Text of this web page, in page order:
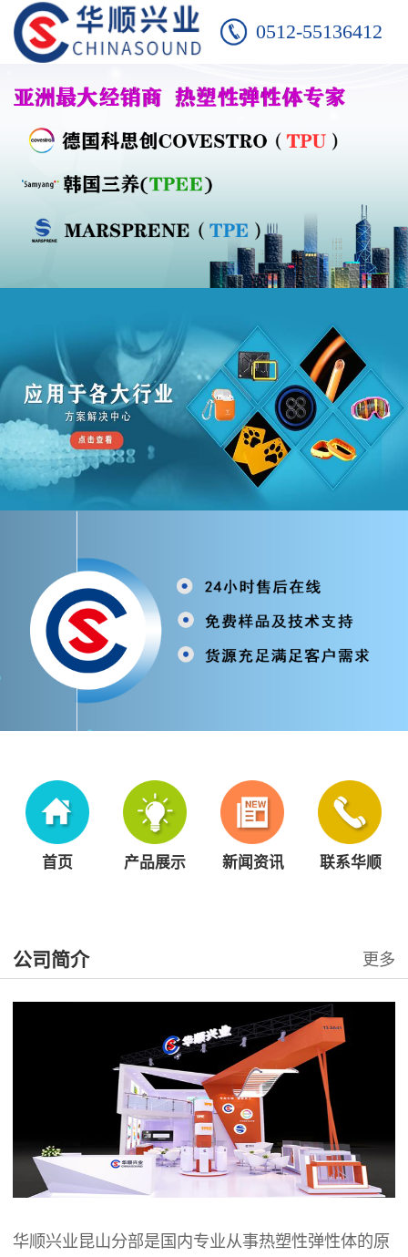
0512-55136412
首页 产品展示 新闻资讯 联系华顺
公司简介 更多
华顺兴业昆山分部是国内专业从事热塑性弹性体的原